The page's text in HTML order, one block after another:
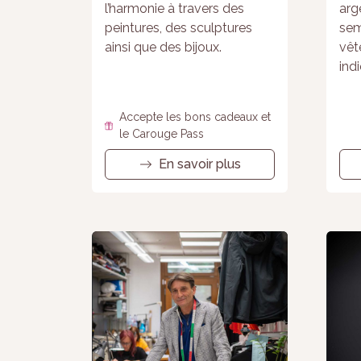
l’harmonie à travers des
peintures, des sculptures
ainsi que des bijoux.
Accepte les bons cadeaux et
le Carouge Pass
En savoir plus